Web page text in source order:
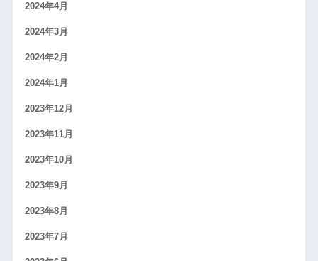
2024年4月
2024年3月
2024年2月
2024年1月
2023年12月
2023年11月
2023年10月
2023年9月
2023年8月
2023年7月